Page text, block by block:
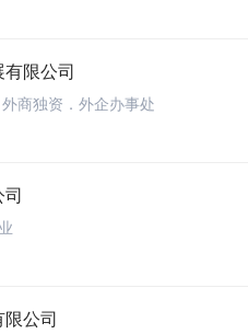
限公司
外商独资．外企办事处
公司